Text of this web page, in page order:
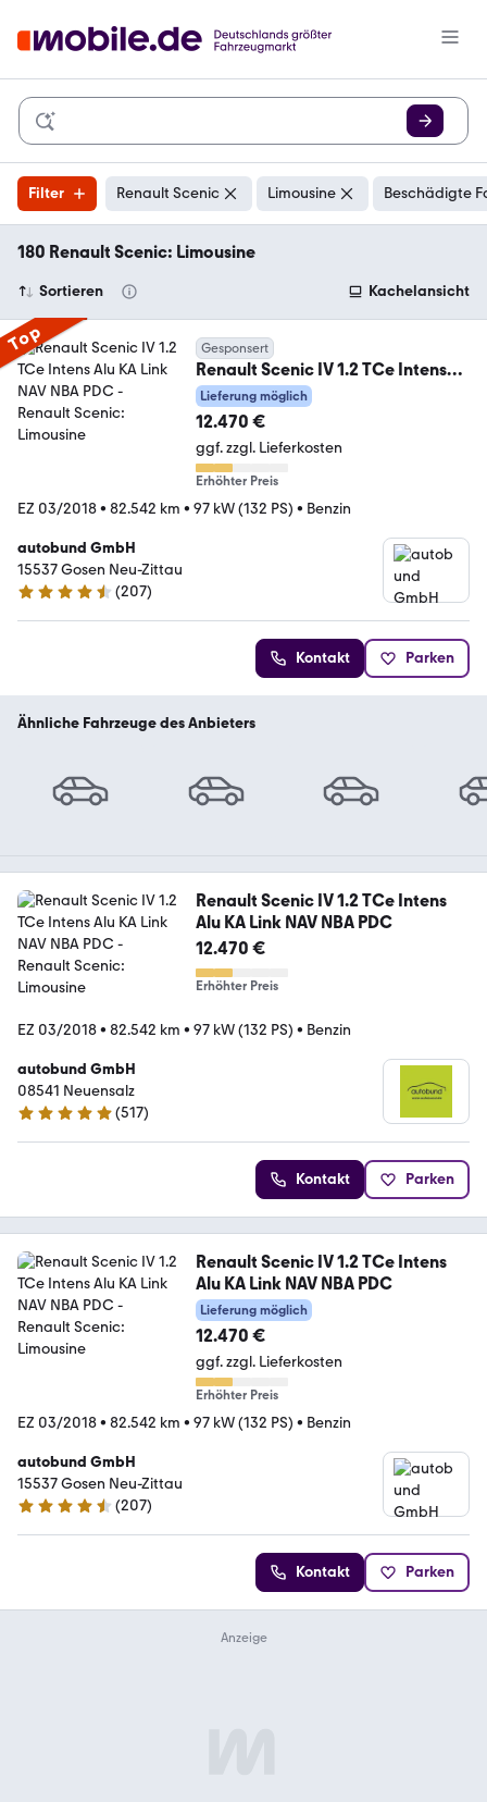
Filter Renault Scenic Limousine Beschädigte
180 Renault Scenic: Limousine
Sortieren Kachelansicht
Top Gesponsert
Renault Scenic IV 1.2 TCe Intens
Alu KA Link NAV NBA PDC
Lieferung möglich
12.470 €
ggf. zzgl. Lieferkosten
Erhöhter Preis
EZ 03/2018• 82.542 km • 97 kW (132 PS) • Benzin
autobund GmbH
15537 Gosen Neu-Zittau
4.7 Sterne
(207)
Kontakt Parken
Ähnliche Fahrzeuge des Anbieters
Renault Scenic IV 1.2 TCe Intens
Alu KA Link NAV NBA PDC
12.470 €
Erhöhter Preis
EZ 03/2018• 82.542 km • 97 kW (132 PS) • Benzin
autobund GmbH
08541 Neuensalz
4.8 Sterne
(517)
Kontakt Parken
Renault Scenic IV 1.2 TCe Intens
Alu KA Link NAV NBA PDC
Lieferung möglich
12.470 €
ggf. zzgl. Lieferkosten
Erhöhter Preis
EZ 03/2018• 82.542 km • 97 kW (132 PS) • Benzin
autobund GmbH
15537 Gosen Neu-Zittau
4.7 Sterne
(207)
Kontakt Parken